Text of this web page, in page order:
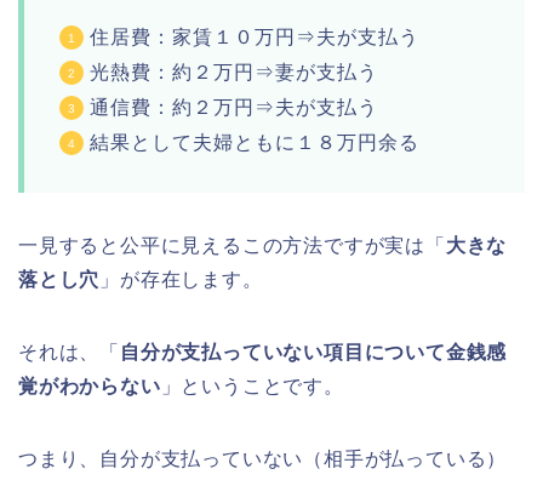
住居費：家賃１０万円⇒夫が支払う
光熱費：約２万円⇒妻が支払う
通信費：約２万円⇒夫が支払う
結果として夫婦ともに１８万円余る
一見すると公平に見えるこの方法ですが実は「 大きな
落とし穴 」が存在します。
それは、「 自分が支払っていない項目について金銭感
覚がわからない 」ということです。
つまり、自分が支払っていない（相手が払っている）